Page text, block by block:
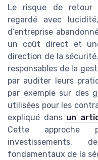
Le risque de retour
regardé avec
d’entreprise
un coût direct et
direction de la
responsables de la
par auditer leurs
par exemple sur des
utilisées pour les
expliqué dans un
Cette approche
investissements,
fondamentaux de la